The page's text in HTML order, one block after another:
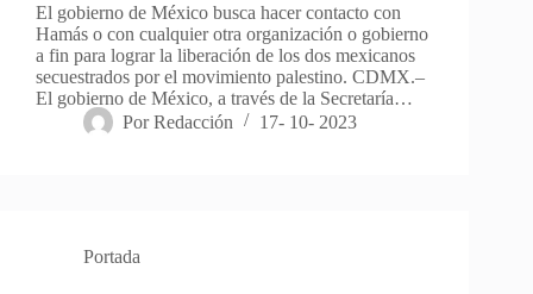
El gobierno de México busca hacer contacto con
Hamás o con cualquier otra organización o gobierno
a fin para lograr la liberación de los dos mexicanos
secuestrados por el movimiento palestino. CDMX.–
El gobierno de México, a través de la Secretaría…
Por Redacción 17- 10- 2023
Portada